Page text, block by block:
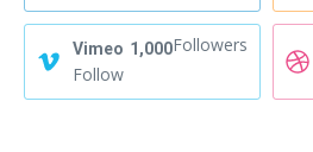
Vimeo 1,000Followers
Follow